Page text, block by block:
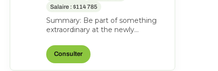
Salaire : $114 785
Summary: Be part of something
extraordinary at the newly
Washington on Capitol Hill-an
iconi...
Consulter